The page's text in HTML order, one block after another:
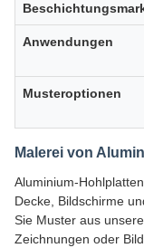
Anwendungen
Musteroptionen
Malerei von
Aluminium-
Decke, Bildschirme
Sie Muster aus
Zeichnungen oder